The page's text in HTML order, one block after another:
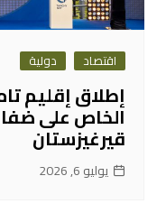
اقتصاد دولية
إطلاق إقليم
الخاص على
قيرغيزستان
يوليو 6, 2026